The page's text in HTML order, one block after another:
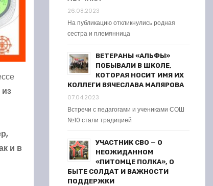
и в
26.08.2023
На публикацию откликнулись родная
сестра и племянница
ВЕТЕРАНЫ «АЛЬФЫ»
ПОБЫВАЛИ В ШКОЛЕ,
КОТОРАЯ НОСИТ ИМЯ ИХ
КОЛЛЕГИ ВЯЧЕСЛАВА МАЛЯРОВА
07.04.2023
Встречи с педагогами и учениками СОШ
№10 стали традицией
УЧАСТНИК СВО — О
НЕОЖИДАННОМ
«ПИТОМЦЕ ПОЛКА», О
БЫТЕ СОЛДАТ И ВАЖНОСТИ
ПОДДЕРЖКИ